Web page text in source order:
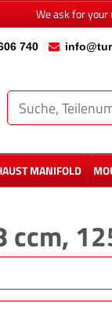
We ask for
740
MANIFOLD
ccm,